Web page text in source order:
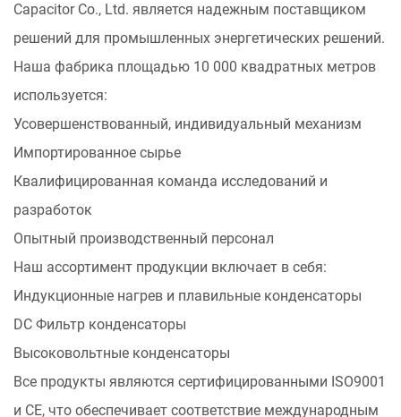
Capacitor Co., Ltd. является надежным поставщиком
решений для промышленных энергетических решений.
Наша фабрика площадью 10 000 квадратных метров
используется:
Усовершенствованный, индивидуальный механизм
Импортированное сырье
Квалифицированная команда исследований и
разработок
Опытный производственный персонал
Наш ассортимент продукции включает в себя:
Индукционные нагрев и плавильные конденсаторы
DC Фильтр конденсаторы
Высоковольтные конденсаторы
Все продукты являются сертифицированными ISO9001
и CE, что обеспечивает соответствие международным